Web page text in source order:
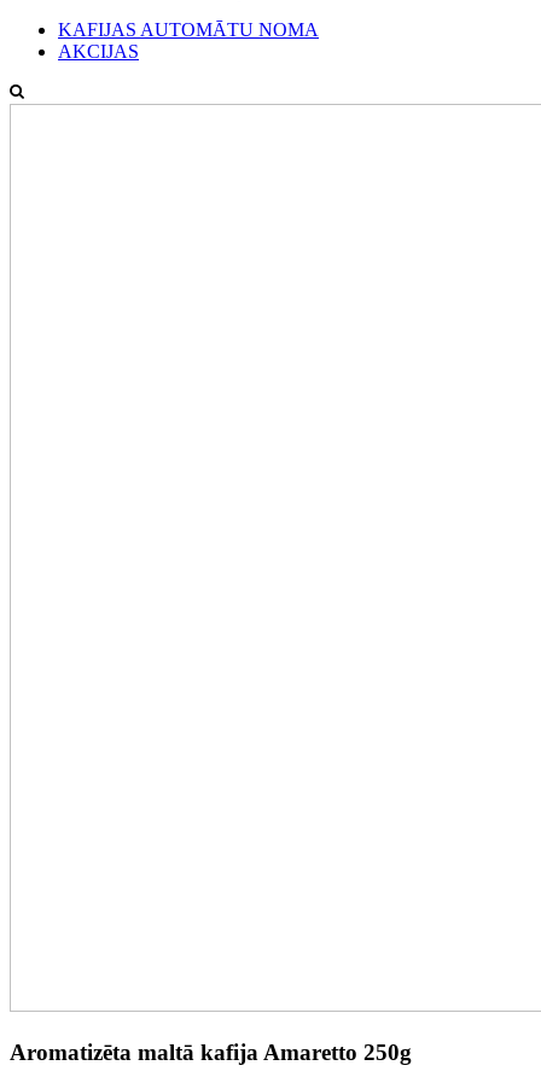
KAFIJAS AUTOMĀTU NOMA
AKCIJAS
Aromatizēta maltā kafija Amaretto 250g